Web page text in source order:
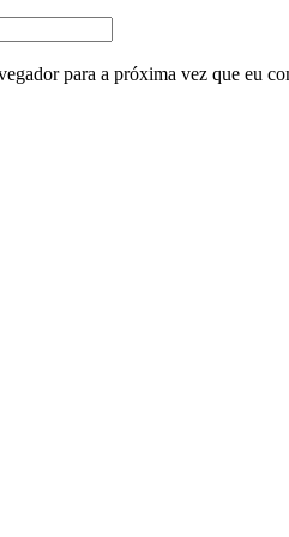
para a próxima vez que eu